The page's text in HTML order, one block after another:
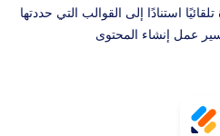
استنادًا إلى القوالب التي حددتها
عمل إنشاء المحتوى